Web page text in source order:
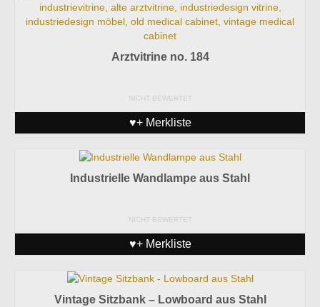
Arztvitrine no. 184
NICHT BEWERTET
♥+ Merkliste
Industrielle Wandlampe aus Stahl
NICHT BEWERTET
♥+ Merkliste
Vintage Sitzbank – Lowboard aus Stahl